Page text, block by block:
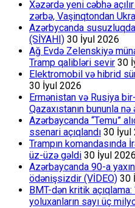
Xəzərdə yeni cəbhə
zərbə, Vaşinqtondan
Azərbycanda
(SİYAHI) 30 İyul 2026
Ağ Evdə Zelenskiyə
Tramp qalibləri sevir 30
Elektromobil və hibrid
30 İyul 2026
Ermənistan və Rusiya
Qazaxıstanın bununla
Azərbaycanda “Temu”
ssenari açıqlandı 30 İyul
Trampın komandasında
üz-üzə gəldi 30 İyul 2026
Azərbaycanda 90-a
ödənişsizdir (VİDEO) 30
BMT-dən kritik
yoluxanların sayı üç